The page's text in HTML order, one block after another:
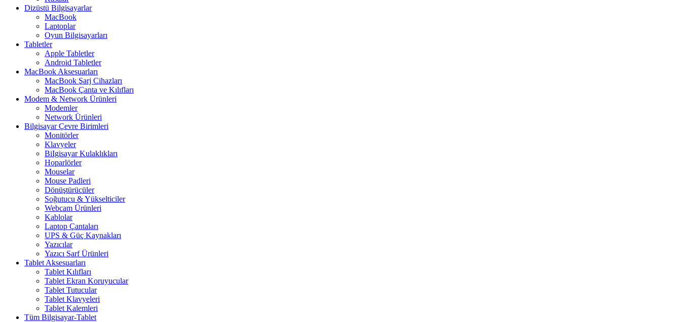
Dizüstü Bilgisayarlar
MacBook
Laptoplar
Oyun Bilgisayarları
Tabletler
Apple Tabletler
Android Tabletler
MacBook Aksesuarları
MacBook Şarj Cihazları
MacBook Çanta ve Kılıfları
Modem & Network Ürünleri
Modemler
Network Ürünleri
Bilgisayar Çevre Birimleri
Monitörler
Klavyeler
BiIgisayar Kulaklıkları
Hoparlörler
Mouselar
Mouse Padleri
Dönüştürücüler
Soğutucu & Yükselticiler
Webcam Ürünleri
Kablolar
Laptop Çantaları
UPS & Güç Kaynakları
Yazıcılar
Yazıcı Sarf Ürünleri
Tablet Aksesuarları
Tablet Kılıfları
Tablet Ekran Koruyucular
Tablet Tutucular
Tablet Klavyeleri
Tablet Kalemleri
Tüm Bilgisayar-Tablet